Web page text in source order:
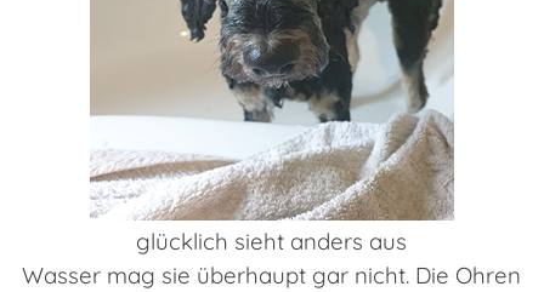
glücklich sieht anders aus
Wasser mag sie überhaupt gar nicht. Die Ohren